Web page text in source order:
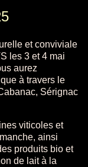
et conviviale
les 3 et 4 mai
aurez
à travers le
Sérignac
viticoles et
ainsi
produits bio et
de lait à la